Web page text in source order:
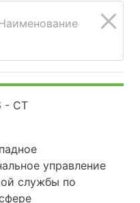
- СТ
управление
службы по